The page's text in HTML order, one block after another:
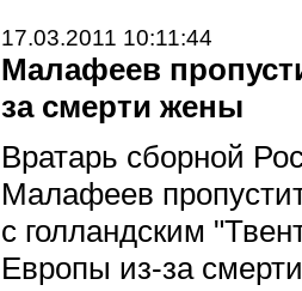
17.03.2011 10:11:44
Малафеев
за смерти жены
Вратарь сборной
Малафеев
с голландским
Европы из-за